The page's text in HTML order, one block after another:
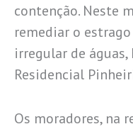
contenção. Neste
remediar o
irregular de águas,
Residencial
Os moradores, na